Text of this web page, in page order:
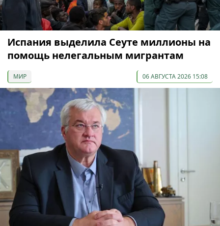
Испания выделила Сеуте миллионы на
помощь нелегальным мигрантам
МИР 06 АВГУСТА 2026 15:08